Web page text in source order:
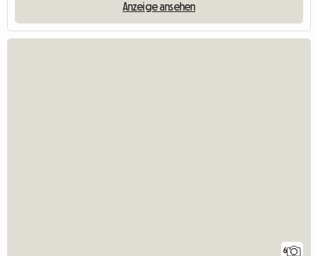
Anzeige ansehen
6